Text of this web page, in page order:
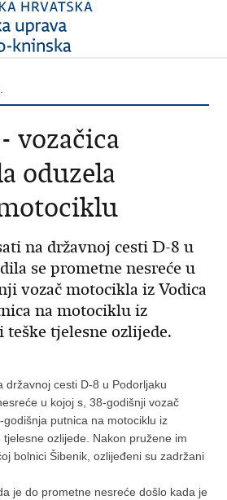
vozačica
oduzela
na državnoj cesti D-8 u
se prometne nesreće u
vozač motocikla iz Vodica
na motociklu iz
teške tjelesne ozlijede.
državnoj cesti D-8 u Podorljaku
u kojoj s, 38-godišnji vozač
godišnja putnica na motociklu iz
ozlijede. Nakon pružene im
bolnici Šibenik, ozlijeđeni su zadržani
je do prometne nesreće došlo kada je